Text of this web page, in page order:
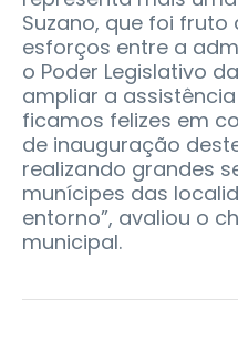
Suzano, que foi
esforços entre a
o Poder Legislativo
ampliar a
ficamos felizes em
de inauguração
realizando grandes
munícipes das
entorno”, avaliou o
municipal.